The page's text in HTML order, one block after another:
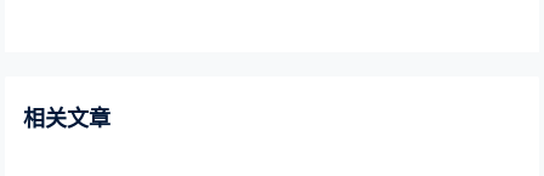
相关文章